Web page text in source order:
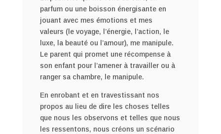
parfum ou une boisson énergisante en
jouant avec mes émotions et mes
valeurs (le voyage, l’énergie, l’action, le
luxe, la beauté ou l’amour), me manipule.
Le parent qui promet une récompense à
son enfant pour l’amener à travailler ou à
ranger sa chambre, le manipule.
En enrobant et en travestissant nos
propos au lieu de dire les choses telles
que nous les observons et telles que nous
les ressentons, nous créons un scénario